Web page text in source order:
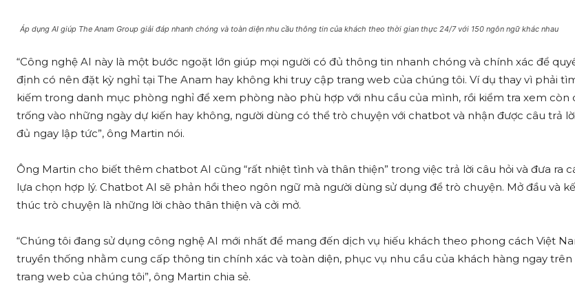
Áp dụng AI giúp The Anam Group giải đáp nhanh chóng và toàn diện nhu cầu thông tin của khách theo thời gian thực 24/7 với 150 ngôn ngữ khác nhau
“Công nghệ AI này là một bước ngoặt lớn giúp mọi người có đủ thông tin nhanh chóng và chính xác để
định có nên đặt kỳ nghỉ tại The Anam hay không khi truy cập trang web của chúng tôi. Ví dụ thay vì phải
kiếm trong danh mục phòng nghỉ để xem phòng nào phù hợp với nhu cầu của mình, rồi kiểm tra xem còn
trống vào những ngày dự kiến hay không, người dùng có thể trò chuyện với chatbot và nhận được câu trả
đủ ngay lập tức”, ông Martin nói.
Ông Martin cho biết thêm chatbot AI cũng “rất nhiệt tình và thân thiện” trong việc trả lời câu hỏi và đưa ra
lựa chọn hợp lý. Chatbot AI sẽ phản hồi theo ngôn ngữ mà người dùng sử dụng để trò chuyện. Mở đầu và
thúc trò chuyện là những lời chào thân thiện và cởi mở.
“Chúng tôi đang sử dụng công nghệ AI mới nhất để mang đến dịch vụ hiếu khách theo phong cách Việt
truyền thống nhằm cung cấp thông tin chính xác và toàn diện, phục vụ nhu cầu của khách hàng ngay trên
trang web của chúng tôi”, ông Martin chia sẻ.